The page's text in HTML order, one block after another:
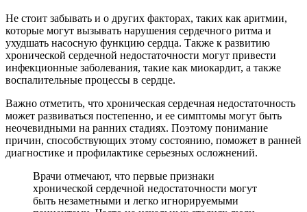
Не стоит забывать и о других факторах, таких как аритмии,
которые могут вызывать нарушения сердечного ритма и
ухудшать насосную функцию сердца. Также к развитию
хронической сердечной недостаточности могут привести
инфекционные заболевания, такие как миокардит, а также
воспалительные процессы в сердце.
Важно отметить, что хроническая сердечная недостаточность
может развиваться постепенно, и ее симптомы могут быть
неочевидными на ранних стадиях. Поэтому понимание
причин, способствующих этому состоянию, поможет в ранней
диагностике и профилактике серьезных осложнений.
Врачи отмечают, что первые признаки
хронической сердечной недостаточности могут
быть незаметными и легко игнорируемыми